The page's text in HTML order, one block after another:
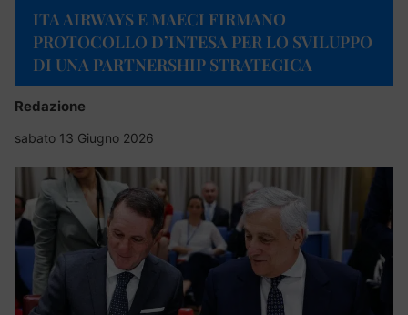
ITA AIRWAYS E MAECI FIRMANO
PROTOCOLLO D’INTESA PER LO SVILUPPO
DI UNA PARTNERSHIP STRATEGICA
Redazione
sabato 13 Giugno 2026